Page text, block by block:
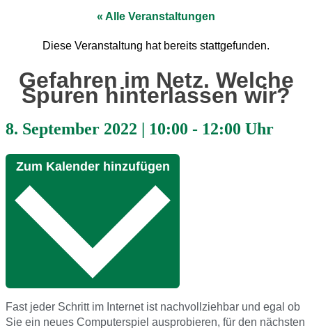
« Alle Veranstaltungen
Diese Veranstaltung hat bereits stattgefunden.
Gefahren im Netz. Welche
Spuren hinterlassen wir?
8. September 2022 10:00 - 12:00 Uhr
Fast jeder Schritt im Internet ist nachvollziehbar und egal ob
Sie ein neues Computerspiel ausprobieren, für den nächsten